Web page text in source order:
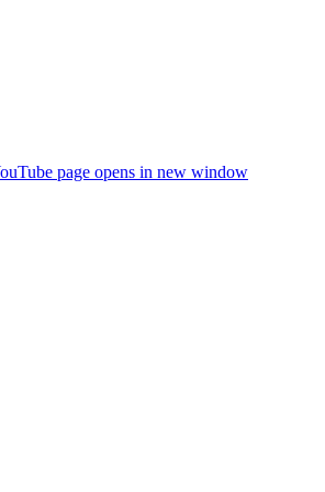
page opens in new window